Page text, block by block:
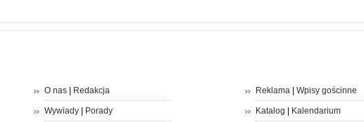
O nas| Redakcja
Wywiady| Porady
Reklama| Wpisy gościnne
Katalog Kalendarium